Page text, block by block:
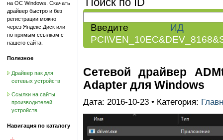
на ОС Windows. Скачать
драйвер быстро и без
регистрации можно
через Яндекс.Диск или
по прямым ссылкам с
нашего сайта.
Полезное
Драйвер пак для
сетевых устройств
Ссылки на сайты
производителей
устройств
Навигация по каталогу
Введите ИД
Сетевой драйвер
Adapter для Windows
Дата: 2016-10-23 • Категория: